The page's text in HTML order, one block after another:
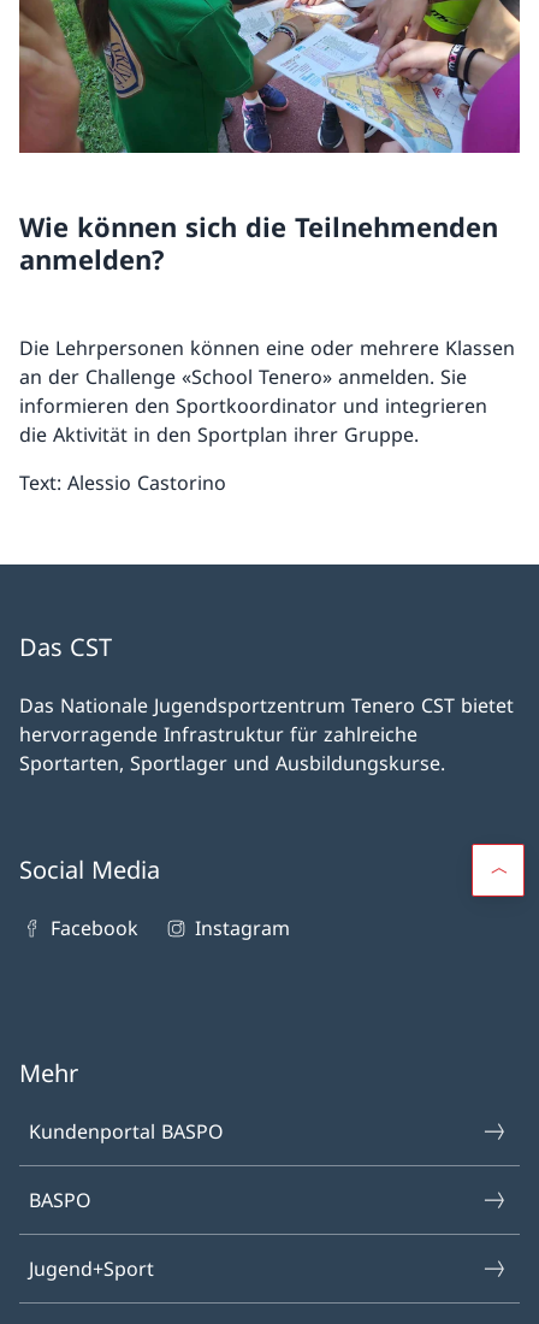
Wie können sich die Teilnehmenden
anmelden?
Die Lehrpersonen können eine oder mehrere Klassen
an der Challenge «School Tenero» anmelden. Sie
informieren den Sportkoordinator und integrieren
die Aktivität in den Sportplan ihrer Gruppe.
Text: Alessio Castorino
Das CST
Das Nationale Jugendsportzentrum Tenero CST bietet
hervorragende Infrastruktur für zahlreiche
Sportarten, Sportlager und Ausbildungskurse.
Social Media
Facebook Instagram
Mehr
Kundenportal BASPO
BASPO
Jugend+Sport